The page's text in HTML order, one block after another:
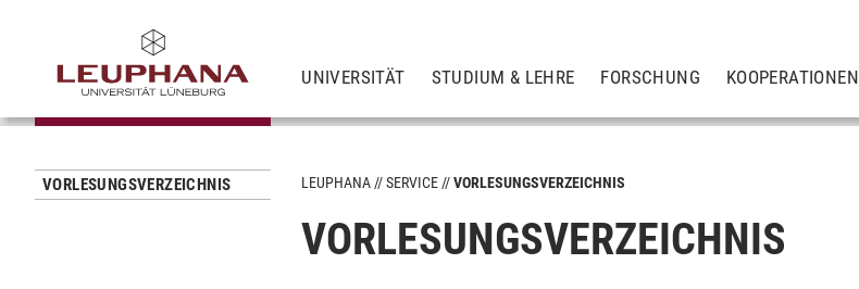
UNIVERSITÄT STUDIUM & LEHRE FORSCHUNG KOOPERATIONEN
VORLESUNGSVERZEICHNIS LEUPHANA SERVICE VORLESUNGSVERZEICHNIS
VORLESUNGSVERZEICHNIS